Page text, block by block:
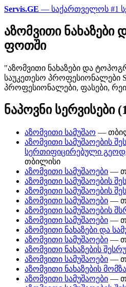
Servis.GE — საქართველოს #1
აზომვითი
ფოთში
"აზომვითი ნახაზები და
საუკეთესო პროფესიონალები
პროფესიონალები, ფასები,
ნაპოვნი სერვისები
აზომვითი სამუშაო —
აზომვითი სამუშაოების
სერთიფიცირებული
თბილისი
აზომვითი სამუშაოები —
აზომვითი სამუშაოების
აზომვითი სამუშაოების
აზომვითი სამუშაოები —
აზომვითი სამუშაოების
აზომვითი სამუშაოები —
აზომვითი ნახაზები და
აზომვითი სამუშაოები —
აზომვითი ნახაზების
აზომვითი სამუშაოები —
აზომვითი ნახაზების
აზომვითი სამუშაოები —